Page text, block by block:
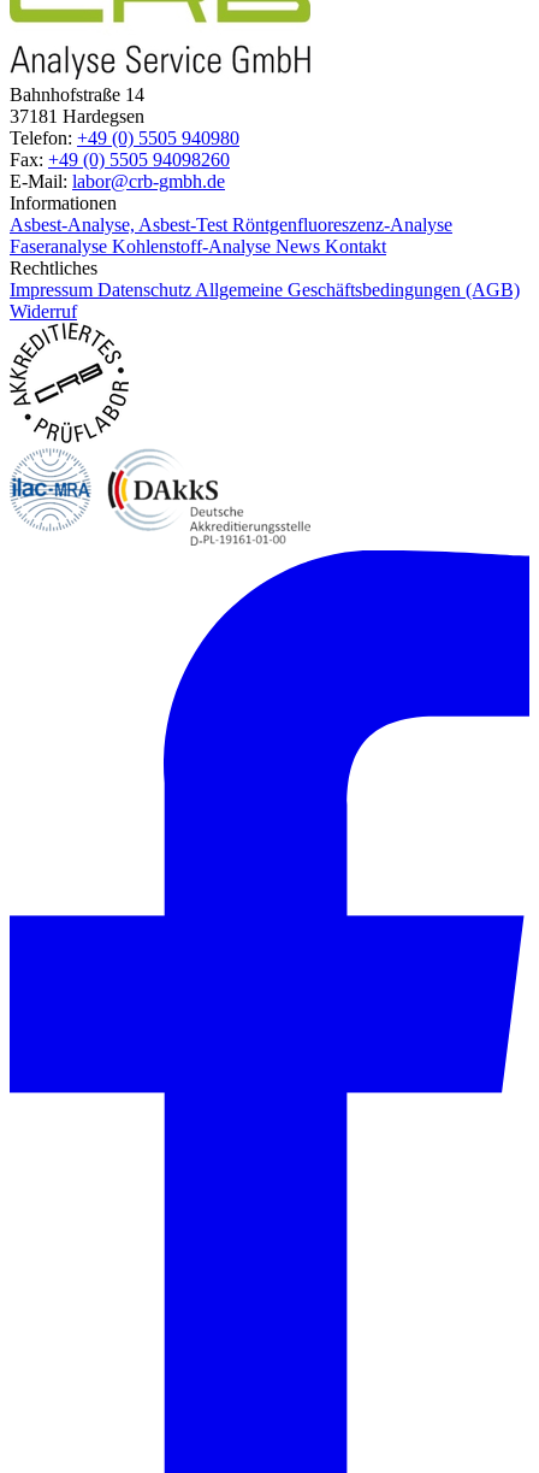
Bahnhofstraße 14
37181 Hardegsen
Telefon: +49 (0) 5505 940980
Fax: +49 (0) 5505 94098260
E-Mail: labor@crb-gmbh.de
Informationen
Asbest-Analyse, Asbest-Test Röntgenfluoreszenz-Analyse
Faseranalyse Kohlenstoff-Analyse News Kontakt
Rechtliches
Impressum Datenschutz Allgemeine Geschäftsbedingungen (AGB)
Widerruf